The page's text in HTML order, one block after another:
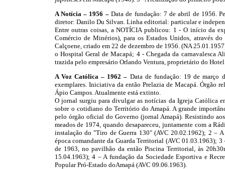
A Notícia – 1956 – Data de fundação: 7 de abril de 1956.
diretor: Danilo Du Silvan. Linha editorial: particular e
Entre outras coisas, a NOTÍCIA publicou: 1 - O início da
Comércio de Minérios), para os Estados Unidos, através
Calçoene, criado em 22 de dezembro de 1956. (NA
o Hospital Geral de Macapá; 4 - Chegada da carnavalesca
trazida pelo empresário Orlando Ventura, proprietário do
A Voz Católica – 1962 – Data de fundação: 19 de março
exemplares. Iniciativa da então Prelazia de Macapá. Órgão
Ápio Campos. Atualmente está extinto.
O jornal surgiu para divulgar as notícias da Igreja Católica
sobre o cotidiano do Território do Amapá. A grande
pelo órgão oficial do Governo (jornal Amapá). Resistindo
meados de 1974, quando desapareceu, juntamente com a
instalação do "Tiro de Guerra 130" (AVC 20.02.1962); 2 –
época comandante da Guarda Territorial (AVC 01.03.1963);
de 1963, no pavilhão da então Piscina Territorial, às
15.04.1963); 4 – A fundação da Sociedade Esportiva e
Popular Pró-Estado doAmapá (AVC 09.06.1963).